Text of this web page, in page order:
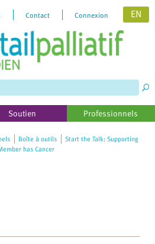
Contact Connexion EN
Soutien Professionnels
Boîte à outils
Start the Talk: Supporting
has Cancer